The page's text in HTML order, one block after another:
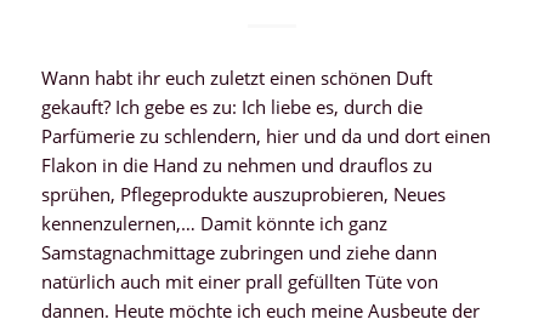
Wann habt ihr euch zuletzt einen schönen Duft
gekauft? Ich gebe es zu: Ich liebe es, durch die
Parfümerie zu schlendern, hier und da und dort einen
Flakon in die Hand zu nehmen und drauflos zu
sprühen, Pflegeprodukte auszuprobieren, Neues
kennenzulernen,… Damit könnte ich ganz
Samstagnachmittage zubringen und ziehe dann
natürlich auch mit einer prall gefüllten Tüte von
dannen. Heute möchte ich euch meine Ausbeute der